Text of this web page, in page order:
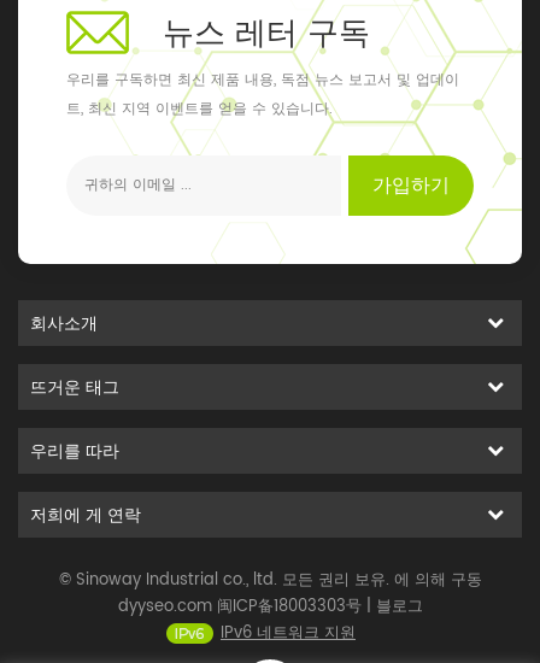
뉴스 레터 구독
우리를 구독하면 최신 제품 내용, 독점 뉴스 보고서 및 업데이
트, 최신 지역 이벤트를 얻을 수 있습니다.
가입하기
회사소개
뜨거운 태그
우리를 따라
저희에 게 연락
© Sinoway Industrial co., ltd. 모든 권리 보유. 에 의해 구동
dyyseo.com 闽ICP备18003303号| 블로그
IPv6 네트워크 지원